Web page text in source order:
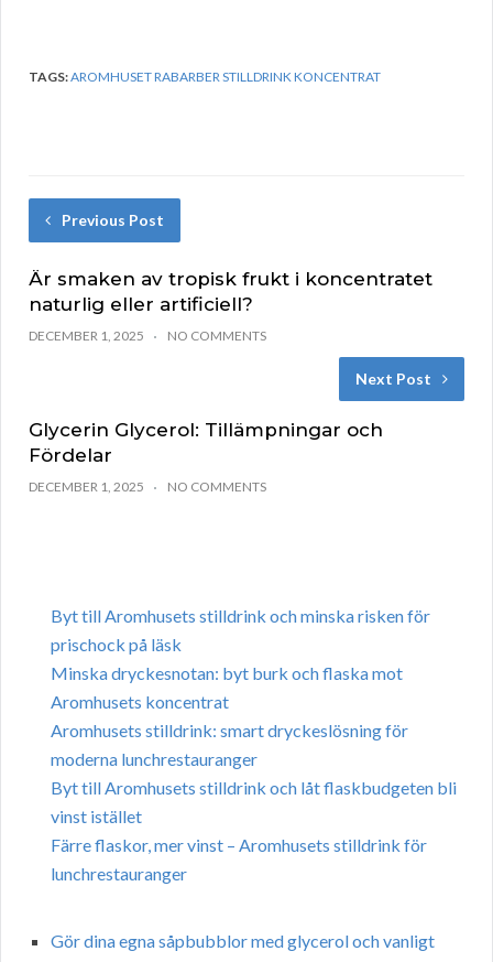
TAGS:AROMHUSET RABARBER STILLDRINK KONCENTRAT
Previous Post
Är smaken av tropisk frukt i koncentratet
naturlig eller artificiell?
DECEMBER 1, 2025 NO COMMENTS
Next Post
Glycerin Glycerol: Tillämpningar och
Fördelar
DECEMBER 1, 2025 NO COMMENTS
Byt till Aromhusets stilldrink och minska risken för
prischock på läsk
Minska dryckesnotan: byt burk och flaska mot
Aromhusets koncentrat
Aromhusets stilldrink: smart dryckeslösning för
moderna lunchrestauranger
Byt till Aromhusets stilldrink och låt flaskbudgeten bli
vinst istället
Färre flaskor, mer vinst – Aromhusets stilldrink för
lunchrestauranger
Gör dina egna såpbubblor med glycerol och vanligt